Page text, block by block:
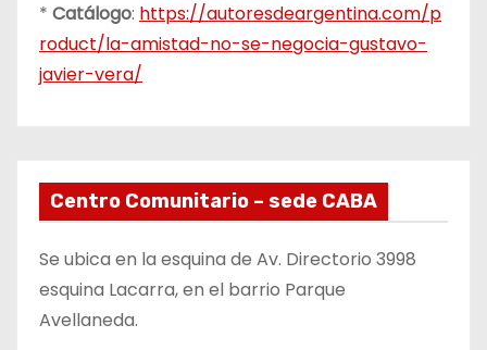
* Catálogo: https://autoresdeargentina.com/p
roduct/la-amistad-no-se-negocia-gustavo-
javier-vera/
Centro Comunitario – sede CABA
Se ubica en la esquina de Av. Directorio 3998
esquina Lacarra, en el barrio Parque
Avellaneda.